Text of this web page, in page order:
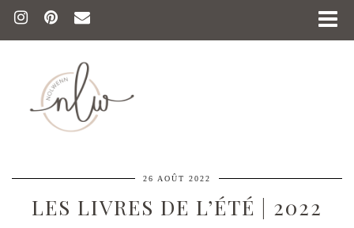
26 AOÛT 2022
LES LIVRES DE L’ÉTÉ | 2022